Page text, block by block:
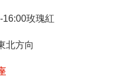
玫瑰紅
北方向